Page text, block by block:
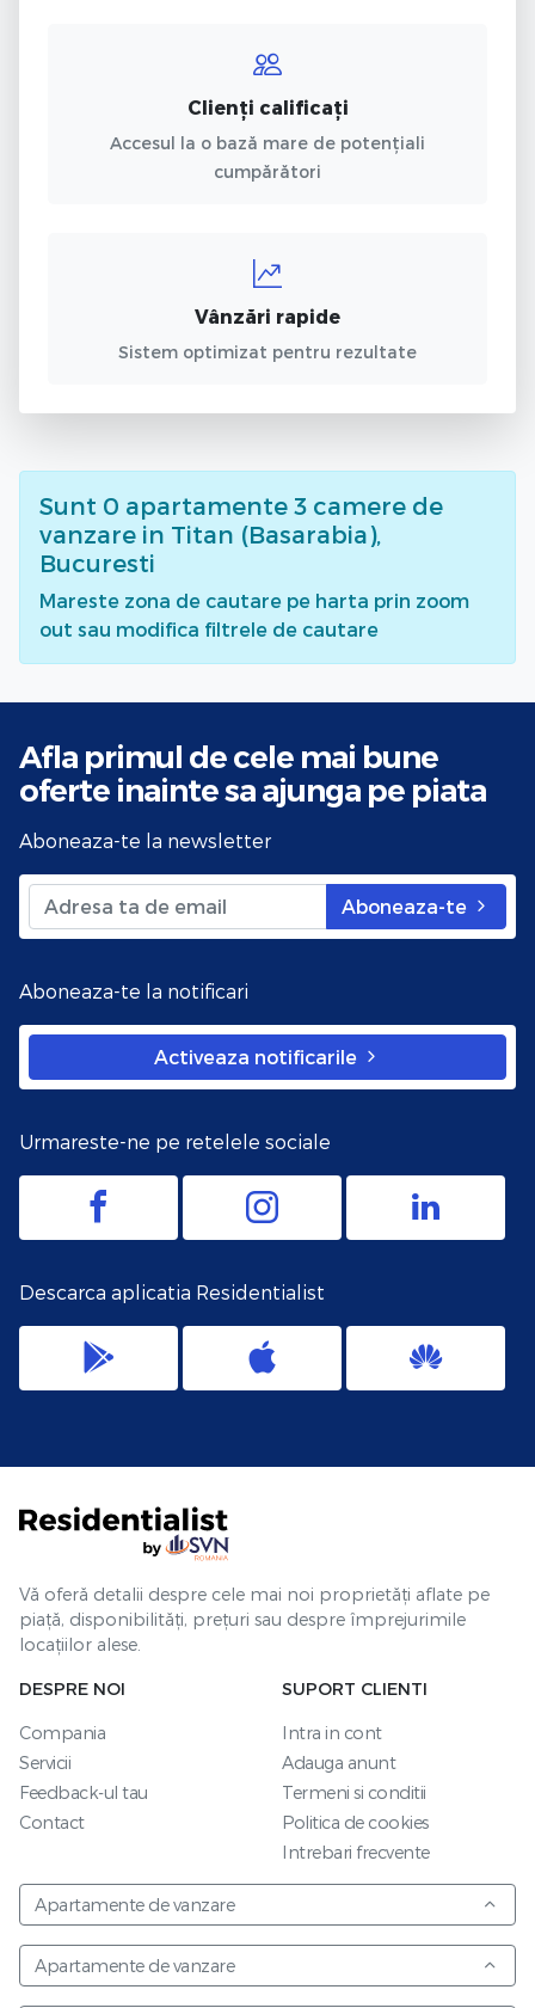
Clienți calificați
Accesul la o bază mare de potențiali
cumpărători
Vânzări rapide
Sistem optimizat pentru rezultate
Sunt 0 apartamente 3 camere de
vanzare in Titan (Basarabia),
Bucuresti
Mareste zona de cautare pe harta prin zoom
out sau modifica filtrele de cautare
Afla primul de cele mai bune
oferte inainte sa ajunga pe piata
Aboneaza-te la newsletter
Aboneaza-te
Aboneaza-te la notificari
Activeaza notificarile
Urmareste-ne pe retelele sociale
Descarca aplicatia Residentialist
Vă oferă detalii despre cele mai noi proprietăți aflate pe
piață, disponibilități, prețuri sau despre împrejurimile
locațiilor alese.
DESPRE NOI
Compania
Servicii
Feedback-ul tau
Contact
SUPORT CLIENTI
Intra in cont
Adauga anunt
Termeni si conditii
Politica de cookies
Intrebari frecvente
Apartamente de vanzare
Apartamente de vanzare